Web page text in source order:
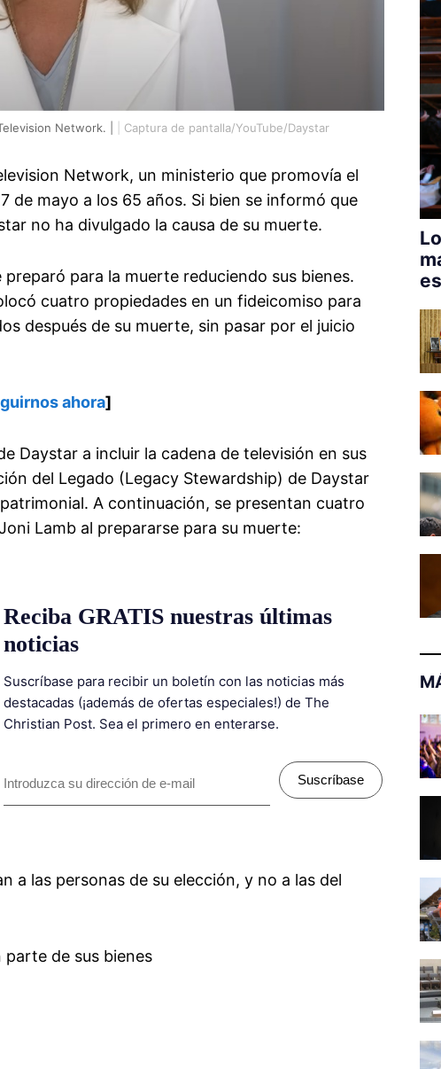
Network. | Captura de pantalla/YouTube/Daystar
Network, un ministerio que promovía el
de mayo a los 65 años. Si bien se informó que
no ha divulgado la causa de su muerte.
para la muerte reduciendo sus bienes.
cuatro propiedades en un fideicomiso para
después de su muerte, sin pasar por el juicio
ahora]
Daystar a incluir la cadena de televisión en sus
del Legado (Legacy Stewardship) de Daystar
A continuación, se presentan cuatro
Lamb al prepararse para su muerte:
Reciba GRATIS nuestras últimas
noticias
Suscríbase para recibir un boletín con las noticias más
destacadas (¡además de ofertas especiales!) de The
Christian Post. Sea el primero en enterarse.
Suscríbase
a las personas de su elección, y no a las del
de sus bienes